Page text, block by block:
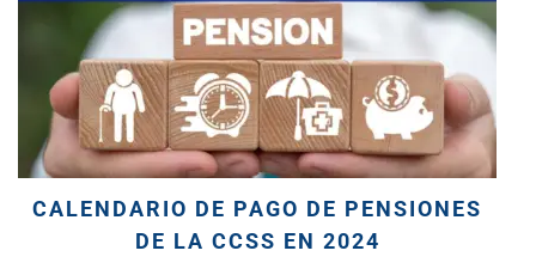
CALENDARIO DE PAGO DE PENSIONES
DE LA CCSS EN 2024